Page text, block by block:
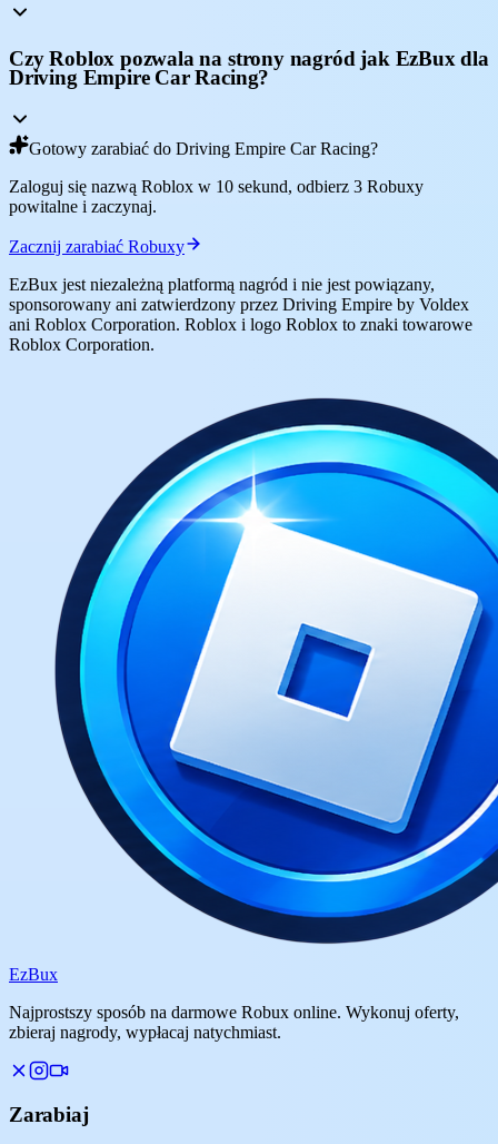
Czy Roblox pozwala na strony nagród jak EzBux dla
Driving Empire Car Racing?
Gotowy zarabiać do Driving Empire Car Racing?
Zaloguj się nazwą Roblox w 10 sekund, odbierz 3 Robuxy
powitalne i zaczynaj.
Zacznij zarabiać Robuxy
EzBux jest niezależną platformą nagród i nie jest powiązany,
sponsorowany ani zatwierdzony przez Driving Empire by Voldex
ani Roblox Corporation. Roblox i logo Roblox to znaki towarowe
Roblox Corporation.
EzBux
Najprostszy sposób na darmowe Robux online. Wykonuj oferty,
zbieraj nagrody, wypłacaj natychmiast.
Zarabiaj